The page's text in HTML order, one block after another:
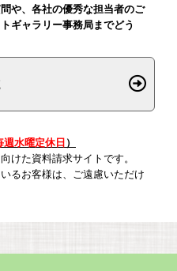
や、各社の優秀な担当者のご
ギャラリー事務局までどう
週水曜定休日 ）
けた資料請求サイトです。
るお客様は、ご遠慮いただけ